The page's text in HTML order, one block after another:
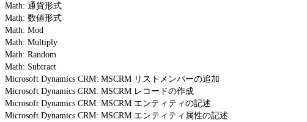
Math: 通貨形式
Math: 数値形式
Math: Mod
Math: Multiply
Math: Random
Math: Subtract
Microsoft Dynamics CRM: MSCRM リストメンバーの追加
Microsoft Dynamics CRM: MSCRM レコードの作成
Microsoft Dynamics CRM: MSCRM エンティティの記述
Microsoft Dynamics CRM: MSCRM エンティティ属性の記述